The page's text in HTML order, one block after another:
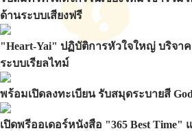
ด้านระบบเสียงฟรี
"Heart-Yai" ปฏิบัติการหัวใจใหญ่ บริจา
ระบบเรียลไทม์
พร้อมเปิดลงทะเบียน รับสมุดระบายสี
เปิดพรีออเดอร์หนังสือ "365 Best